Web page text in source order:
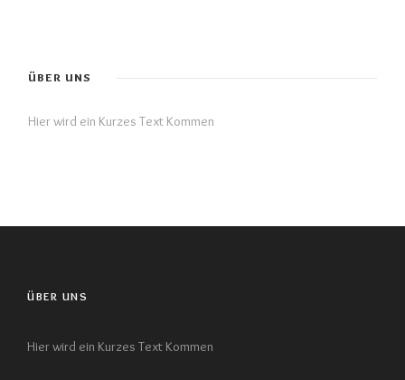
ÜBER UNS
Hier wird ein Kurzes Text Kommen
ÜBER UNS
Hier wird ein Kurzes Text Kommen